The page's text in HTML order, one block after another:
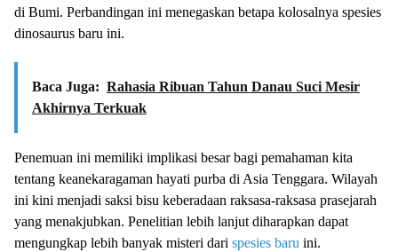
di Bumi. Perbandingan ini menegaskan betapa kolosalnya spesies
dinosaurus baru ini.
Baca Juga: Rahasia Ribuan Tahun Danau Suci Mesir
Akhirnya Terkuak
Penemuan ini memiliki implikasi besar bagi pemahaman kita
tentang keanekaragaman hayati purba di Asia Tenggara. Wilayah
ini kini menjadi saksi bisu keberadaan raksasa-raksasa prasejarah
yang menakjubkan. Penelitian lebih lanjut diharapkan dapat
mengungkap lebih banyak misteri dari spesies baru ini.